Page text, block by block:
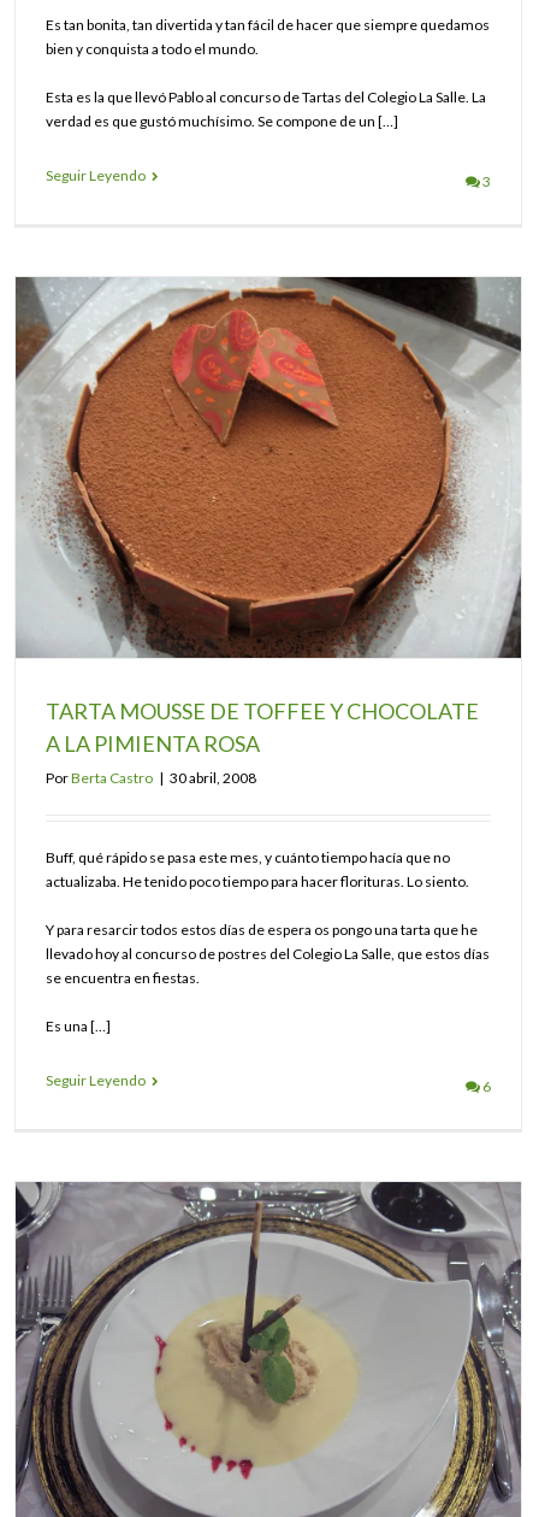
Es tan bonita, tan divertida y tan fácil de hacer que siempre quedamos
bien y conquista a todo el mundo.
Esta es la que llevó Pablo al concurso de Tartas del Colegio La Salle. La
verdad es que gustó muchísimo. Se compone de un […]
Seguir Leyendo 3
TARTA MOUSSE DE TOFFEE Y CHOCOLATE
A LA PIMIENTA ROSA
PorBerta Castro | 30 abril, 2008
Buff, qué rápido se pasa este mes, y cuánto tiempo hacía que no
actualizaba. He tenido poco tiempo para hacer florituras. Lo siento.
Y para resarcir todos estos días de espera os pongo una tarta que he
llevado hoy al concurso de postres del Colegio La Salle, que estos días
se encuentra en fiestas.
Es una […]
Seguir Leyendo 6